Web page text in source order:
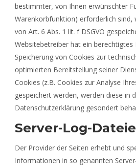
bestimmter, von Ihnen erwünschter
Warenkorbfunktion) erforderlich sind,
von Art. 6 Abs. 1 lit. f DSGVO
Websitebetreiber hat ein berechtigtes
Speicherung von Cookies zur
optimierten Bereitstellung seiner
Cookies (z.B. Cookies zur Analyse
gespeichert werden, werden diese in
Datenschutzerklärung gesondert
Server-Log-
Der Provider der Seiten erhebt und
Informationen in so genannten